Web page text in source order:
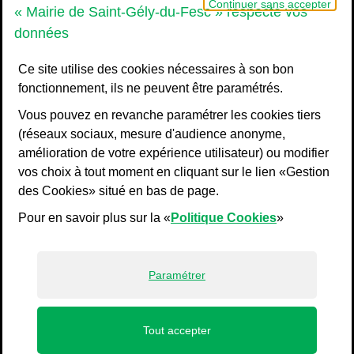
Continuer sans accepter
« Mairie de Saint-Gély-du-Fesc » respecte vos
données
Ce site utilise des cookies nécessaires à son bon
fonctionnement, ils ne peuvent être paramétrés.
Vous pouvez en revanche paramétrer les cookies tiers
(réseaux sociaux, mesure d'audience anonyme,
amélioration de votre expérience utilisateur) ou modifier
vos choix à tout moment en cliquant sur le lien «Gestion
des Cookies» situé en bas de page.
Pour en savoir plus sur la «Politique Cookies»
Paramétrer
Tout accepter
de navigation principale
Liens bas de page
Mentions légales
Plan du site
Accessibilité : non conforme
Gestion des cookies